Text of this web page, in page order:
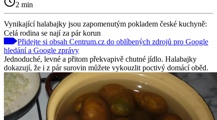
2 min
Vynikající halabajky jsou zapomenutým pokladem české kuchyně:
Celá rodina se nají za pár korun
Přidejte si obsah Centrum.cz do oblíbených zdrojů pro Google
hledání a Google zprávy
Jednoduché, levné a přitom překvapivě chutné jídlo. Halabajky
dokazují, že i z pár surovin můžete vykouzlit poctivý domácí oběd.